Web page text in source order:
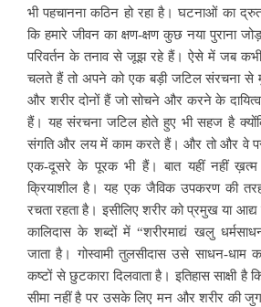
भी पहचानना कठिन हो रहा है। घटनाओं का
कि हमारे जीवन का क्षण-क्षण कुछ नया पुराना
परिवर्तन के तनाव से जूझ रहे हैं। ऐसे में जब
चलते हैं तो अपने को एक बड़ी जटिल संरचना से
और शरीर दोनों हैं जो सोचने और करने के
हैं। यह संरचना जटिल होते हुए भी सहज है
संगति और लय में काम करते हैं। और तो और वे
एक-दूसरे के पूरक भी हैं। बात यहीं नहीं ख़त्म
क्रियाशील है। यह एक जैविक उपकरण की
रचता रहता है। इसीलिए शरीर को प्रमुख या
कालिदास के शब्दों में “शरीरमाद्यं खलु
जाता है। गोस्वामी तुलसीदास उसे साधन-धाम
कष्टों से छुटकारा दिलवाता है। इतिहास साक्षी है
सीमा नहीं है पर उसके लिए मन और शरीर की